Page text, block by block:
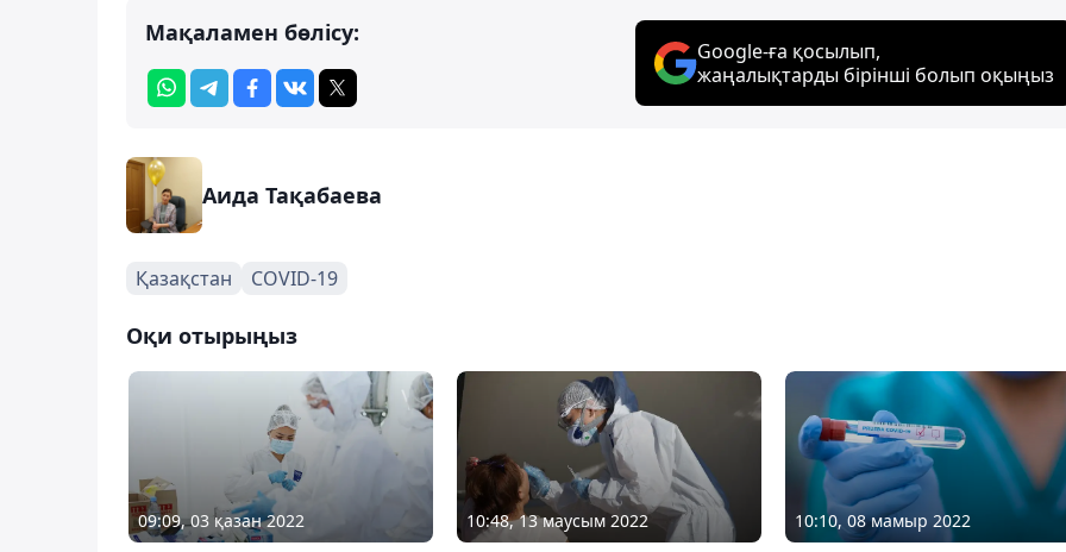
Мақаламен бөлісу:
Google-ға қосылып,
жаңалықтарды бірінші болып оқыңыз
Аида Тақабаева
Қазақстан COVID-19
Оқи отырыңыз
09:09, 03 қазан 2022 10:48, 13 маусым 2022 10:10, 08 мамыр 2022